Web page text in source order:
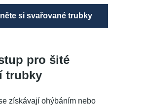
si svařované trubky
pro šité
trubky
získávají ohýbáním nebo